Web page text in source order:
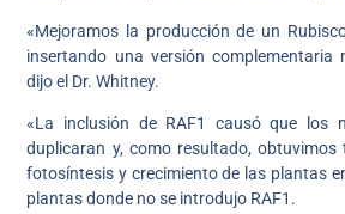
«Mejoramos la producción de un
insertando una versión complementaria
dijo el Dr. Whitney.
«La inclusión de RAF1 causó que los
duplicaran y, como resultado,
fotosíntesis y crecimiento de las plantas
plantas donde no se introdujo RAF1.